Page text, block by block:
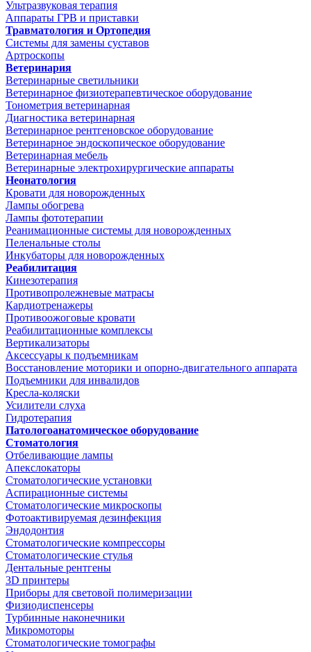
Ультразвуковая терапия
Аппараты ГРВ и приставки
Травматология и Ортопедия
Системы для замены суставов
Артроскопы
Ветеринария
Ветеринарные светильники
Ветеринарное физиотерапевтическое оборудование
Тонометрия ветеринарная
Диагностика ветеринарная
Ветеринарное рентгеновское оборудование
Ветеринарное эндоскопическое оборудование
Ветеринарная мебель
Ветеринарные электрохирургические аппараты
Неонатология
Кровати для новорожденных
Лампы обогрева
Лампы фототерапии
Реанимационные системы для новорожденных
Пеленальные столы
Инкубаторы для новорожденных
Реабилитация
Кинезотерапия
Противопролежневые матрасы
Кардиотренажеры
Противоожоговые кровати
Реабилитационные комплексы
Вертикализаторы
Аксессуары к подъемникам
Восстановление моторики и опорно-двигательного аппарата
Подъемники для инвалидов
Кресла-коляски
Усилители слуха
Гидротерапия
Патологоанатомическое оборудование
Стоматология
Отбеливающие лампы
Апекслокаторы
Стоматологические установки
Аспирационные системы
Стоматологические микроскопы
Фотоактивируемая дезинфекция
Эндодонтия
Стоматологические компрессоры
Стоматологические стулья
Дентальные рентгены
3D принтеры
Приборы для световой полимеризации
Физиодиспенсеры
Турбинные наконечники
Микромоторы
Стоматологические томографы